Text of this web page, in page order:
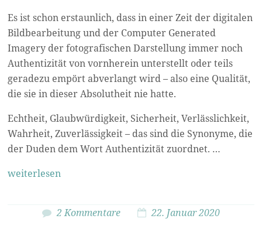
Es ist schon erstaunlich, dass in einer Zeit der digitalen
Bildbearbeitung und der Computer Generated
Imagery der fotografischen Darstellung immer noch
Authentizität von vornherein unterstellt oder teils
geradezu empört abverlangt wird – also eine Qualität,
die sie in dieser Absolutheit nie hatte.
Echtheit, Glaubwürdigkeit, Sicherheit, Verlässlichkeit,
Wahrheit, Zuverlässigkeit – das sind die Synonyme, die
der Duden dem Wort Authentizität zuordnet. …
weiterlesen
2 Kommentare 22. Januar 2020